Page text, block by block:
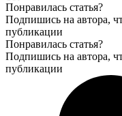
Понравилась статья?
Подпишись на автора,
публикации
Понравилась статья?
Подпишись на автора,
публикации